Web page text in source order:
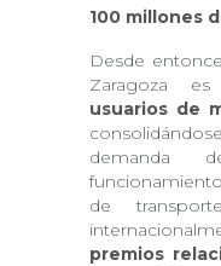
100 millones
Desde
Zaragoza
usuarios de
demanda
de
premios